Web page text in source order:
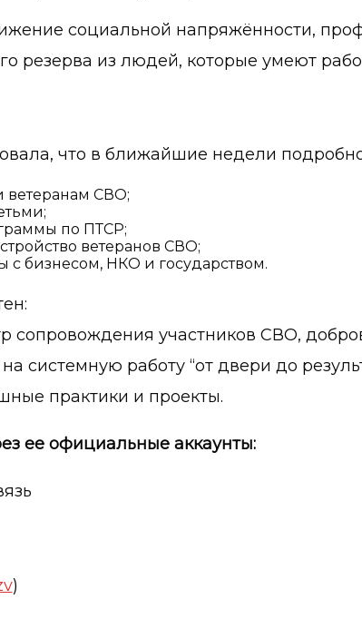
социальной напряжённости,
резерва из людей, которые умеют
что в ближайшие недели
ветеранам СВО;
по ПТСР;
ветеранов СВО;
с бизнесом, НКО и государством.
участников СВО,
системную работу “от двери до
практики и проекты.
ее официальные аккаунты:
)